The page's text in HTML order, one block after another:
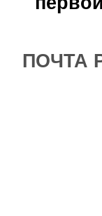
ПОЧТА